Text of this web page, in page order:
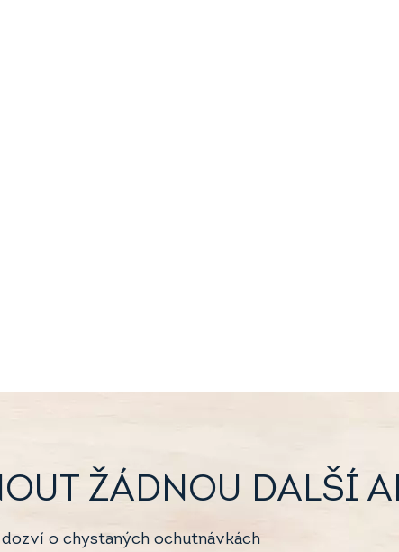
ŽÁDNOU DALŠÍ
o chystaných ochutnávkách